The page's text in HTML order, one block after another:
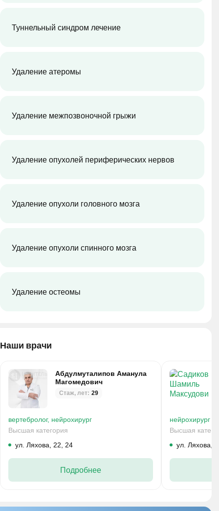
Туннельный синдром лечение
Удаление атеромы
Удаление межпозвоночной грыжи
Удаление опухолей периферических нервов
Удаление опухоли головного мозга
Удаление опухоли спинного мозга
Удаление остеомы
Наши врачи
Абдулмуталипов Аманула
Магомедович
Стаж, лет: 29
вертебролог, нейрохирург
Высшая категория
ул. Ляхова, 22, 24
Подробнее
нейрохирург
Высшая
ул. Ляхова,